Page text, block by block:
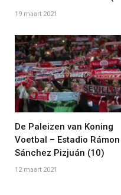
19 maart 2021
De Paleizen van Koning
Voetbal – Estadio Rámon
Sánchez Pizjuán (10)
12 maart 2021